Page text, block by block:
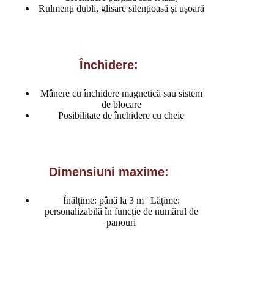
Rulmenți dubli, glisare silențioasă și ușoară
Închidere:
Mânere cu închidere magnetică sau sistem
de blocare
Posibilitate de închidere cu cheie
Dimensiuni maxime:
Înălțime: până la 3 m | Lățime:
personalizabilă în funcție de numărul de
panouri